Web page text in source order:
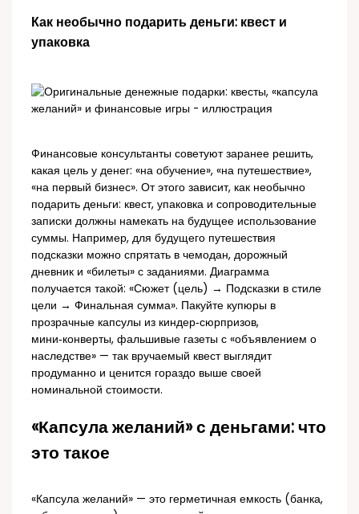
Как необычно подарить деньги: квест и
упаковка
Финансовые консультанты советуют заранее решить,
какая цель у денег: «на обучение», «на путешествие»,
«на первый бизнес». От этого зависит, как необычно
подарить деньги: квест, упаковка и сопроводительные
записки должны намекать на будущее использование
суммы. Например, для будущего путешествия
подсказки можно спрятать в чемодан, дорожный
дневник и «билеты» с заданиями. Диаграмма
получается такой: «Сюжет (цель) → Подсказки в стиле
цели → Финальная сумма». Пакуйте купюры в
прозрачные капсулы из киндер‑сюрпризов,
мини‑конверты, фальшивые газеты с «объявлением о
наследстве» — так вручаемый квест выглядит
продуманно и ценится гораздо выше своей
номинальной стоимости.
«Капсула желаний» с деньгами: что
это такое
«Капсула желаний» — это герметичная емкость (банка,